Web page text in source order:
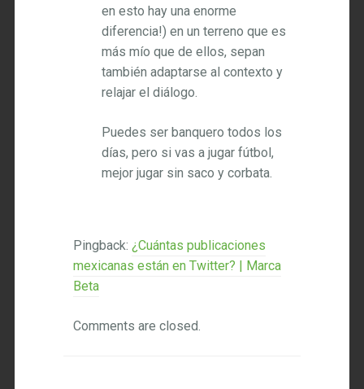
en esto hay una enorme
diferencia!) en un terreno que es
más mío que de ellos, sepan
también adaptarse al contexto y
relajar el diálogo.
Puedes ser banquero todos los
días, pero si vas a jugar fútbol,
mejor jugar sin saco y corbata.
Pingback:¿Cuántas publicaciones
mexicanas están en Twitter? | Marca
Beta
Comments are closed.